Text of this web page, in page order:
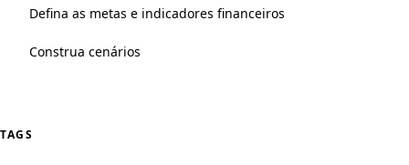
Defina as metas e indicadores financeiros
Construa cenários
TAGS